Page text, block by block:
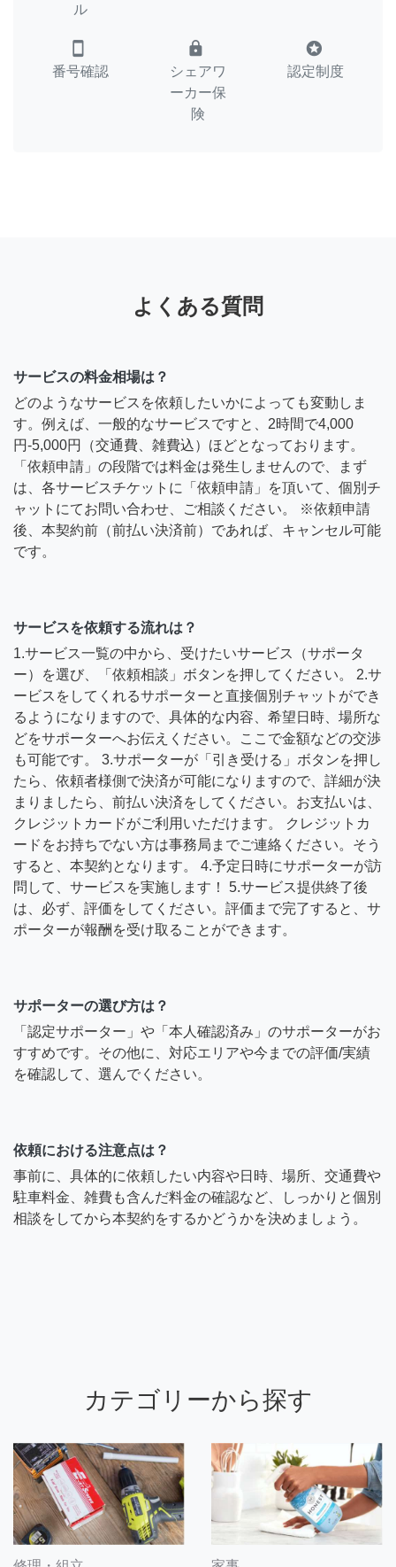
ル
smartphone
番号確認
lock
シェアワ
ーカー保
険
stars
認定制度
よくある質問
サービスの料金相場は？
どのようなサービスを依頼したいかによっても変動しま
す。例えば、一般的なサービスですと、2時間で4,000
円-5,000円（交通費、雑費込）ほどとなっております。
「依頼申請」の段階では料金は発生しませんので、まず
は、各サービスチケットに「依頼申請」を頂いて、個別チ
ャットにてお問い合わせ、ご相談ください。 ※依頼申請
後、本契約前（前払い決済前）であれば、キャンセル可能
です。
サービスを依頼する流れは？
1.サービス一覧の中から、受けたいサービス（サポータ
ー）を選び、「依頼相談」ボタンを押してください。 2.サ
ービスをしてくれるサポーターと直接個別チャットができ
るようになりますので、具体的な内容、希望日時、場所な
どをサポーターへお伝えください。ここで金額などの交渉
も可能です。 3.サポーターが「引き受ける」ボタンを押し
たら、依頼者様側で決済が可能になりますので、詳細が決
まりましたら、前払い決済をしてください。お支払いは、
クレジットカードがご利用いただけます。 クレジットカ
ードをお持ちでない方は事務局までご連絡ください。そう
すると、本契約となります。 4.予定日時にサポーターが訪
問して、サービスを実施します！ 5.サービス提供終了後
は、必ず、評価をしてください。評価まで完了すると、サ
ポーターが報酬を受け取ることができます。
サポーターの選び方は？
「認定サポーター」や「本人確認済み」のサポーターがお
すすめです。その他に、対応エリアや今までの評価/実績
を確認して、選んでください。
依頼における注意点は？
事前に、具体的に依頼したい内容や日時、場所、交通費や
駐車料金、雑費も含んだ料金の確認など、しっかりと個別
相談をしてから本契約をするかどうかを決めましょう。
カテゴリーから探す